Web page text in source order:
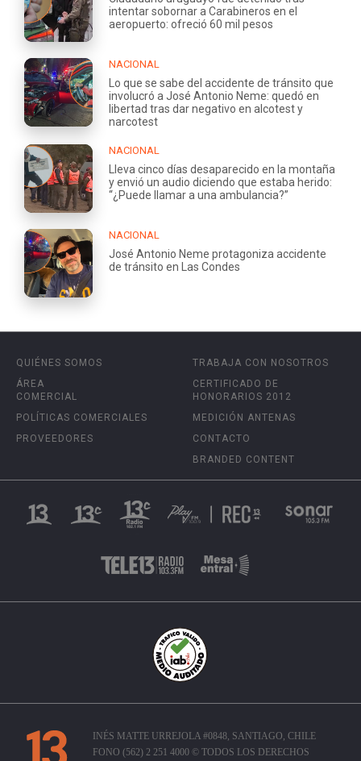
intentar sobornar a Carabineros en el
aeropuerto: ofreció 60 mil pesos
NACIONAL
Lo que se sabe del accidente de tránsito que
involucró a José Antonio Neme: quedó en
libertad tras dar negativo en alcotest y
narcotest
NACIONAL
Lleva cinco días desaparecido en la montaña
y envió un audio diciendo que estaba herido:
“¿Puede llamar a una ambulancia?”
NACIONAL
José Antonio Neme protagoniza accidente
de tránsito en Las Condes
QUIÉNES SOMOS
ÁREA
COMERCIAL
POLÍTICAS COMERCIALES
PROVEEDORES
TRABAJA CON NOSOTROS
CERTIFICADO DE
HONORARIOS 2012
MEDICIÓN ANTENAS
CONTACTO
BRANDED CONTENT
INÉS MATTE URREJOLA #0848, SANTIAGO, CHILE
FONO (562) 2 251 4000 © TODOS LOS DERECHOS